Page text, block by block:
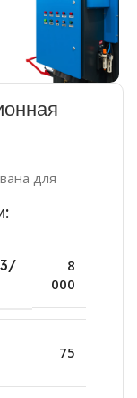
для
8
000
75